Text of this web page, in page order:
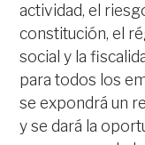
actividad, el
constitución, el
social y la
para todos los
se expondrá un
y se dará la